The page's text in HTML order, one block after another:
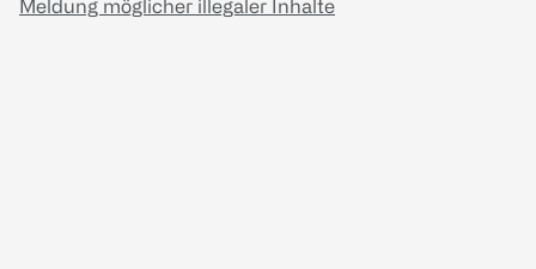
Meldung möglicher illegaler Inhalte